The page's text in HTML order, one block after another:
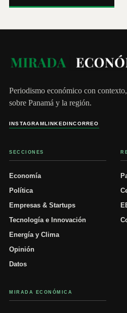
Periodismo económico con
sobre Panamá y la región.
INSTAGRAMLINKEDINCORREO
SECCIONES
Economía
Política
Empresas & Startups
Tecnología e Innovación
Energía y Clima
Opinión
Datos
MIRADA ECONÓMICA